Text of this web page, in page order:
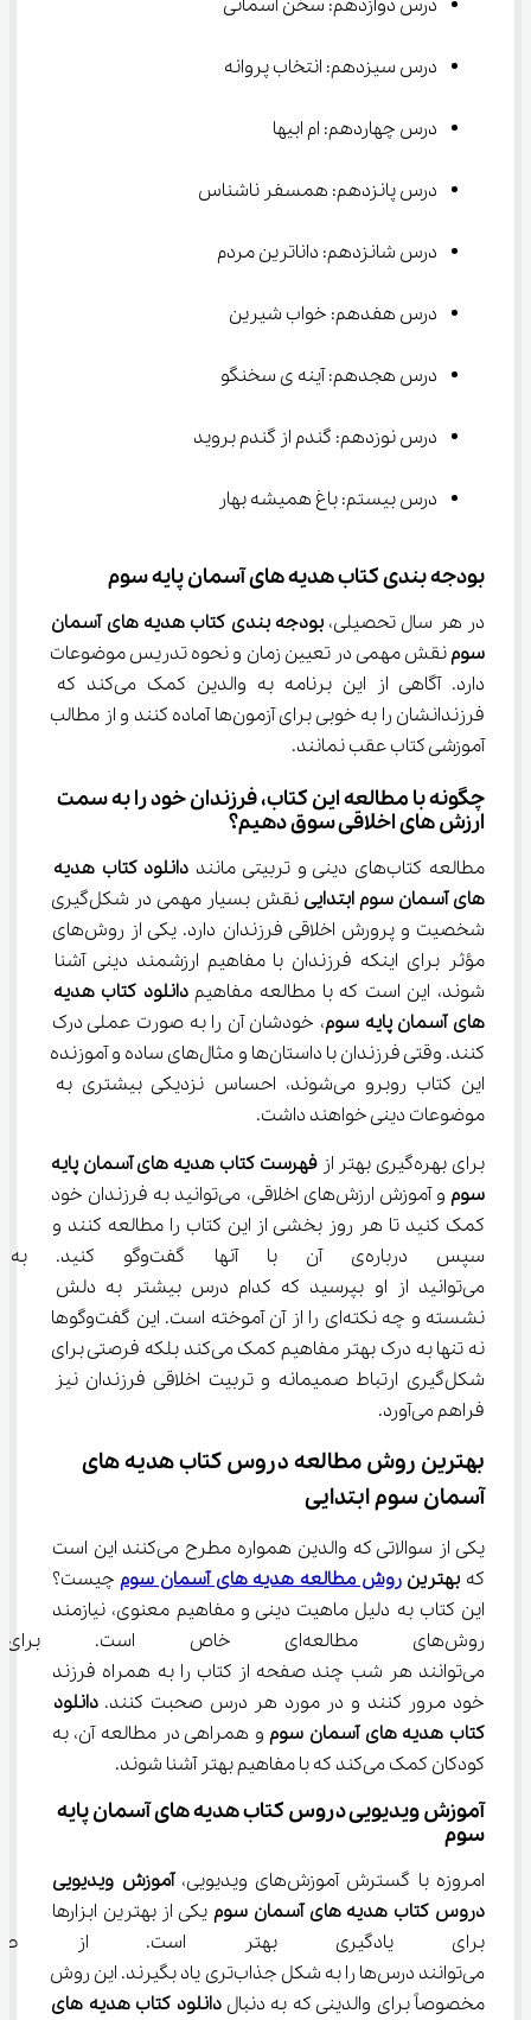
درس دوازدهم: سخن آسمانی
درس سیزدهم: انتخاب پروانه
درس چهاردهم: ام ابیها
درس پانزدهم: همسفر ناشناس
درس شانزدهم: داناترین مردم
درس هفدهم: خواب شیرین
درس هجدهم: آینه ی سخنگو
درس نوزدهم: گندم از گندم بروید
درس بیستم: باغ همیشه بهار
بودجه بندی کتاب هدیه های آسمان پایه سوم
در هر سال تحصیلی، بودجه بندی کتاب هدیه های آسمان
سوم نقش مهمی در تعیین زمان و نحوه تدریس موضوعات
دارد. آگاهی از این برنامه به والدین کمک می‌کند که
فرزندانشان را به خوبی برای آزمون‌ها آماده کنند و از مطالب
آموزشی کتاب عقب نمانند.
چگونه با مطالعه این کتاب، فرزندان خود را به سمت
ارزش های اخلاقی سوق دهیم؟
مطالعه کتاب‌های دینی و تربیتی مانند
دانلود کتاب هدیه
های آسمان سوم ابتدایی
نقش بسیار مهمی در شکل‌گیری
شخصیت و پرورش اخلاقی فرزندان دارد. یکی از روش‌های
مؤثر برای اینکه فرزندان با مفاهیم ارزشمند دینی آشنا
شوند، این است که با مطالعه مفاهیم دانلود کتاب هدیه
های آسمان پایه سوم، خودشان آن را به صورت عملی درک
کنند. وقتی فرزندان با داستان‌ها و مثال‌های ساده و آموزنده
این کتاب روبرو می‌شوند، احساس نزدیکی بیشتری به
موضوعات دینی خواهند داشت.
برای بهره‌گیری بهتر از
فهرست کتاب هدیه های آسمان پایه
سوم
و آموزش ارزش‌های اخلاقی، می‌توانید به فرزندان خود
کمک کنید تا هر روز بخشی از این کتاب را مطالعه کنند و
سپس درباره‌ی آن با آنها
می‌توانید از او بپرسید که کدام درس بیشتر به دلش
نشسته و چه نکته‌ای را از آن آموخته است. این گفت‌وگوها
نه تنها به درک بهتر مفاهیم کمک می‌کند بلکه فرصتی برای
شکل‌گیری ارتباط صمیمانه و تربیت اخلاقی فرزندان نیز
فراهم می‌آورد.
بهترین روش مطالعه دروس کتاب هدیه های
آسمان سوم ابتدایی
یکی از سوالاتی که والدین همواره مطرح می‌کنند این است
که بهترین روش مطالعه هدیه های آسمان سوم چیست؟
این کتاب به دلیل ماهیت دینی و مفاهیم معنوی، نیازمند
روش‌های مطالعه‌ای خاص است.
می‌توانند هر شب چند صفحه از کتاب را به همراه فرزند
خود مرور کنند و در مورد هر درس صحبت کنند. دانلود
کتاب هدیه های آسمان سوم و همراهی در مطالعه آن، به
کودکان کمک می‌کند که با مفاهیم بهتر آشنا شوند.
آموزش ویدیویی دروس کتاب هدیه های آسمان پایه
سوم
امروزه با گسترش آموزش‌های ویدیویی،
آموزش ویدیویی
دروس کتاب هدیه های آسمان سوم یکی از بهترین ابزارها
برای یادگیری بهتر است. از
می‌توانند درس‌ها را به شکل جذاب‌تری یاد بگیرند. این روش
مخصوصاً برای والدینی که به دنبال دانلود کتاب هدیه های